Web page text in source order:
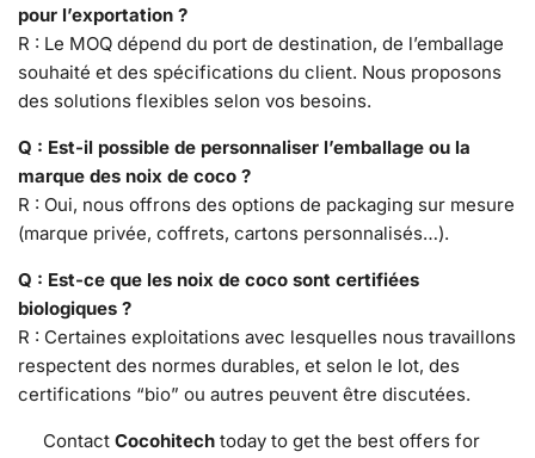
pour l’exportation ?
R : Le MOQ dépend du port de destination, de l’emballage
souhaité et des spécifications du client. Nous proposons
des solutions flexibles selon vos besoins.
Q : Est-il possible de personnaliser l’emballage ou la
marque des noix de coco ?
R : Oui, nous offrons des options de packaging sur mesure
(marque privée, coffrets, cartons personnalisés…).
Q : Est-ce que les noix de coco sont certifiées
biologiques ?
R : Certaines exploitations avec lesquelles nous travaillons
respectent des normes durables, et selon le lot, des
certifications “bio” ou autres peuvent être discutées.
ContactCocohitech today to get the best offers for